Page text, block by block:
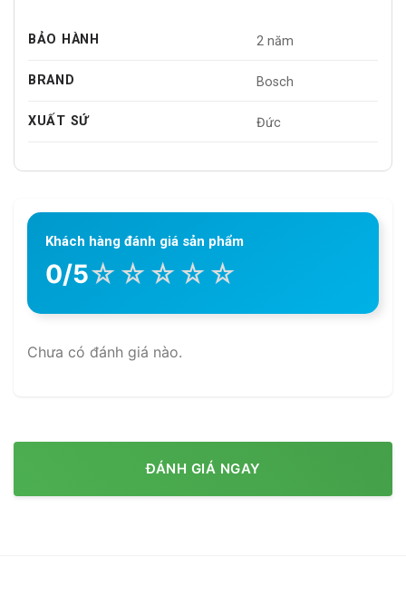
BẢO HÀNH 2 năm
BRAND Bosch
XUẤT SỨ Đức
Khách hàng đánh giá sản phẩm
0/5☆ ☆ ☆ ☆ ☆
Chưa có đánh giá nào.
ĐÁNH GIÁ NGAY